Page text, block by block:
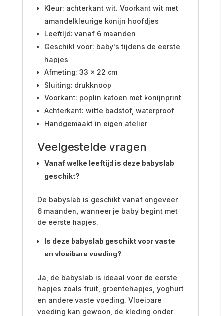
Kleur: achterkant wit. Voorkant wit met
amandelkleurige konijn hoofdjes
Leeftijd: vanaf 6 maanden
Geschikt voor: baby's tijdens de eerste
hapjes
Afmeting: 33 x 22 cm
Sluiting: drukknoop
Voorkant: poplin katoen met konijnprint
Achterkant: witte badstof, waterproof
Handgemaakt in eigen atelier
Veelgestelde vragen
Vanaf welke leeftijd is deze babyslab
geschikt?
De babyslab is geschikt vanaf ongeveer
6 maanden, wanneer je baby begint met
de eerste hapjes.
Is deze babyslab geschikt voor vaste
en vloeibare voeding?
Ja, de babyslab is ideaal voor de eerste
hapjes zoals fruit, groentehapjes, yoghurt
en andere vaste voeding. Vloeibare
voeding kan gewoon, de kleding onder